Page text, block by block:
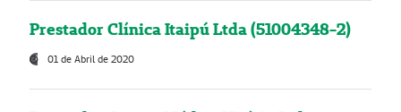
Prestador Clínica Itaipú Ltda (51004348-2)
01 de Abril de 2020